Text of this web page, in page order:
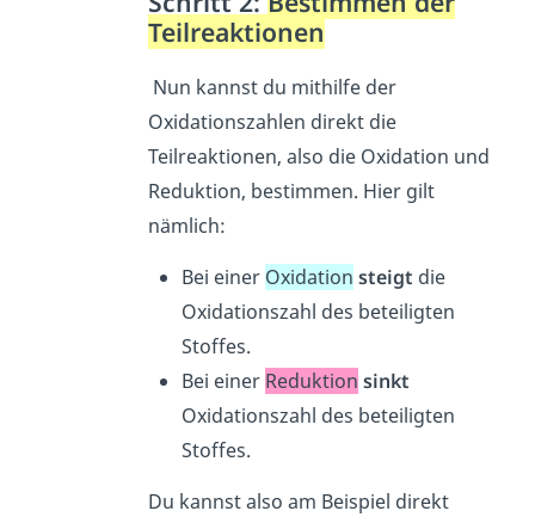
Teilreaktionen
Nun kannst du mithilfe der
Oxidationszahlen direkt die
Teilreaktionen, also die Oxidation und
Reduktion, bestimmen. Hier gilt
nämlich:
Bei einer Oxidation steigt die
Oxidationszahl des beteiligten
Stoffes.
Bei einer Reduktion sinkt
Oxidationszahl des beteiligten
Stoffes.
Du kannst also am Beispiel direkt